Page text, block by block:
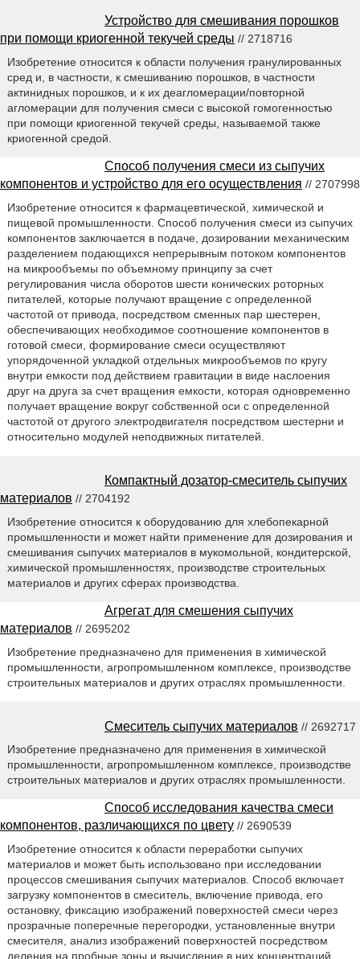
Устройство для смешивания порошков
при помощи криогенной текучей среды // 2718716
Изобретение относится к области получения гранулированных
сред и, в частности, к смешиванию порошков, в частности
актинидных порошков, и к их деагломерации/повторной
агломерации для получения смеси с высокой гомогенностью
при помощи криогенной текучей среды, называемой также
криогенной средой.
Способ получения смеси из сыпучих
компонентов и устройство для его осуществления // 2707998
Изобретение относится к фармацевтической, химической и
пищевой промышленности. Способ получения смеси из сыпучих
компонентов заключается в подаче, дозировании механическим
разделением подающихся непрерывным потоком компонентов
на микрообъемы по объемному принципу за счет
регулирования числа оборотов шести конических роторных
питателей, которые получают вращение с определенной
частотой от привода, посредством сменных пар шестерен,
обеспечивающих необходимое соотношение компонентов в
готовой смеси, формирование смеси осуществляют
упорядоченной укладкой отдельных микрообъемов по кругу
внутри емкости под действием гравитации в виде наслоения
друг на друга за счет вращения емкости, которая одновременно
получает вращение вокруг собственной оси с определенной
частотой от другого электродвигателя посредством шестерни и
относительно модулей неподвижных питателей.
Компактный дозатор-смеситель сыпучих
материалов // 2704192
Изобретение относится к оборудованию для хлебопекарной
промышленности и может найти применение для дозирования и
смешивания сыпучих материалов в мукомольной, кондитерской,
химической промышленностях, производстве строительных
материалов и других сферах производства.
Агрегат для смешения сыпучих
материалов // 2695202
Изобретение предназначено для применения в химической
промышленности, агропромышленном комплексе, производстве
строительных материалов и других отраслях промышленности.
Смеситель сыпучих материалов // 2692717
Изобретение предназначено для применения в химической
промышленности, агропромышленном комплексе, производстве
строительных материалов и других отраслях промышленности.
Способ исследования качества смеси
компонентов, различающихся по цвету // 2690539
Изобретение относится к области переработки сыпучих
материалов и может быть использовано при исследовании
процессов смешивания сыпучих материалов. Способ включает
загрузку компонентов в смеситель, включение привода, его
остановку, фиксацию изображений поверхностей смеси через
прозрачные поперечные перегородки, установленные внутри
смесителя, анализ изображений поверхностей посредством
деления на пробные зоны и вычисление в них концентраций